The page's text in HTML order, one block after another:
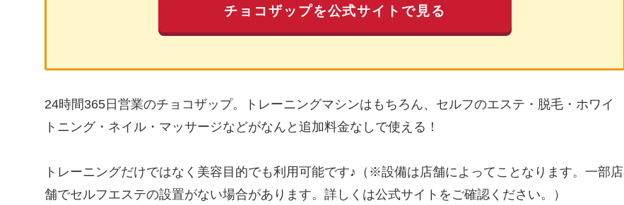
チョコザップを公式サイトで見る
24時間365日営業のチョコザップ。トレーニングマシンはもちろん、セルフのエステ・脱毛・ホワイ
トニング・ネイル・マッサージなどがなんと追加料金なしで使える！
トレーニングだけではなく美容目的でも利用可能です♪（※設備は店舗によってことなります。一部店
舗でセルフエステの設置がない場合があります。詳しくは公式サイトをご確認ください。）